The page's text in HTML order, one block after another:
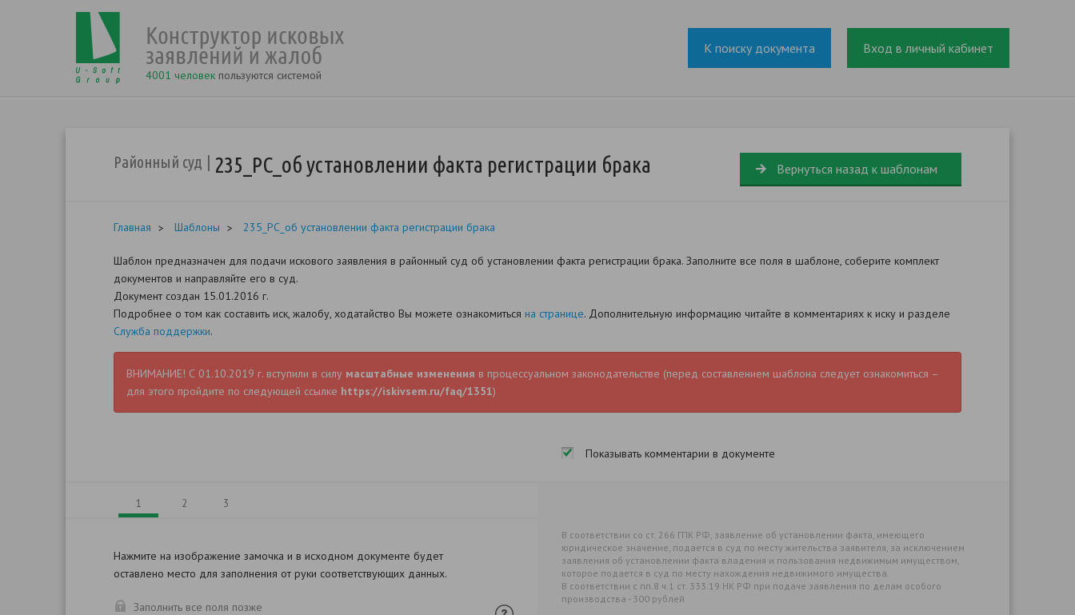
4001 человек пользуются системой
К поиску документа Вход в личный кабинет
Вернуться назад к шаблонам
Районный суд 235_РС_об установлении факта регистрации брака
Главная Шаблоны 235_РС_об установлении факта регистрации брака
Шаблон предназначен для подачи искового заявления в районный суд об установлении факта регистрации брака. Заполните все поля в шаблоне, соберите комплект
документов и направляйте его в суд.
Документ создан 15.01.2016 г.
Подробнее о том как составить иск, жалобу, ходатайство Вы можете ознакомиться на странице. Дополнительную информацию читайте в комментариях к иску и разделе
Служба поддержки.
ВНИМАНИЕ! С 01.10.2019 г. вступили в силу масштабные изменения в процессуальном законодательстве (перед составлением шаблона следует ознакомиться –
для этого пройдите по следующей ссылке https://iskivsem.ru/faq/1351)
Показывать комментарии в документе
1 2 3
Нажмите на изображение замочка и в исходном документе будет
оставлено место для заполнения от руки соответствующих данных.
Заполнить все поля позже
В соответствии со ст. 266 ГПК РФ, заявление об установлении факта, имеющего
юридическое значение, подается в суд по месту жительства заявителя, за исключением
заявления об установлении факта владения и пользования недвижимым имуществом,
которое подается в суд по месту нахождения недвижимого имущества.
В соответствии с пп.8 ч.1 ст. 333.19 НК РФ при подаче заявления по делам особого
производства - 300 рублей